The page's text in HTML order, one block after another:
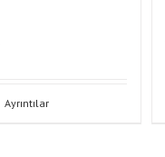
Ayrıntılar